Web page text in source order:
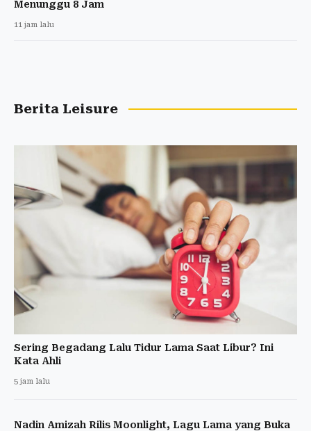
Menunggu 8 Jam
11 jam lalu
Berita Leisure
Sering Begadang Lalu Tidur Lama Saat Libur? Ini
Kata Ahli
5 jam lalu
Nadin Amizah Rilis Moonlight, Lagu Lama yang Buka